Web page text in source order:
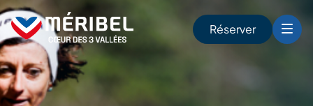
Skip
to
content
Réserver